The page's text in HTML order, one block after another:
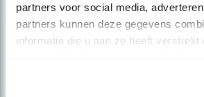
partners voor social media,
partners kunnen deze gegevens
informatie die u aan ze heeft verstrekt